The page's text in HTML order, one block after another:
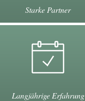
Starke Partner
Langjährige Erfahrung